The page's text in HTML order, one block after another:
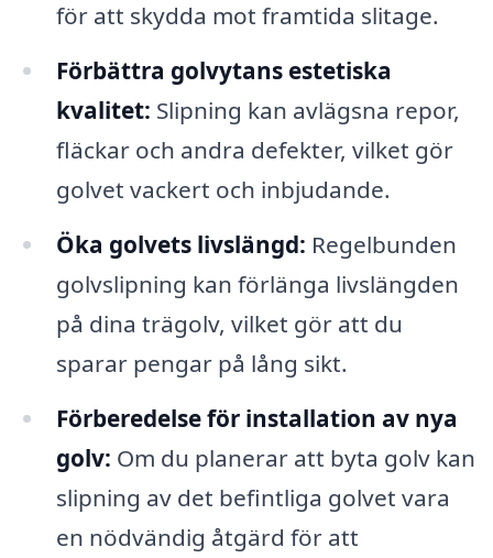
för att skydda mot framtida slitage.
Förbättra golvytans estetiska
kvalitet: Slipning kan avlägsna repor,
fläckar och andra defekter, vilket gör
golvet vackert och inbjudande.
Öka golvets livslängd: Regelbunden
golvslipning kan förlänga livslängden
på dina trägolv, vilket gör att du
sparar pengar på lång sikt.
Förberedelse för installation av nya
golv: Om du planerar att byta golv kan
slipning av det befintliga golvet vara
en nödvändig åtgärd för att